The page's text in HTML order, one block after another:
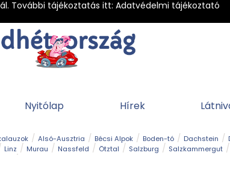
További tájékoztatás itt: Adatvédelmi tájékoztató
Nyitólap Hírek
Alsó-Ausztria Bécsi Alpok Boden-tó Dachstein
Linz Murau Nassfeld Ötztal Salzburg Salzkammergut